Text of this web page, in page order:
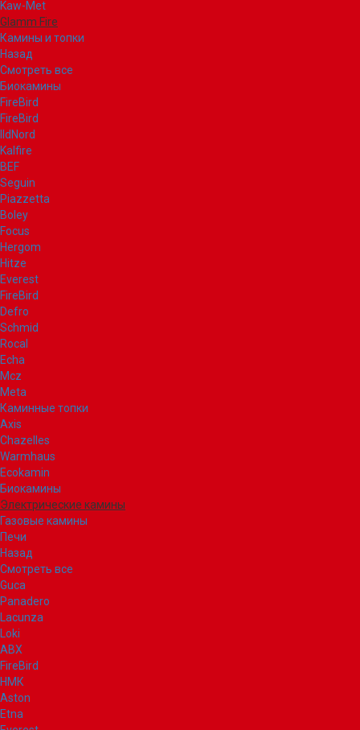
Kaw-Met
Glamm Fire
Камины и топки
Назад
Смотреть все
Биокамины
FireBird
FireBird
IldNord
Kalfire
BEF
Seguin
Piazzetta
Boley
Focus
Hergom
Hitze
Everest
FireBird
Defro
Schmid
Rocal
Echa
Mcz
Meta
Каминные топки
Axis
Chazelles
Warmhaus
Ecokamin
Биокамины
Электрические камины
Газовые камины
Печи
Назад
Смотреть все
Guca
Panadero
Lacunza
Loki
ABX
FireBird
НМК
Aston
Etna